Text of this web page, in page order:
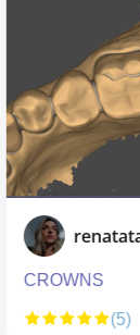
Einheit